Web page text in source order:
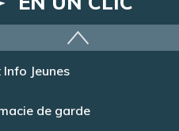
d’emploi
Info Jeunes